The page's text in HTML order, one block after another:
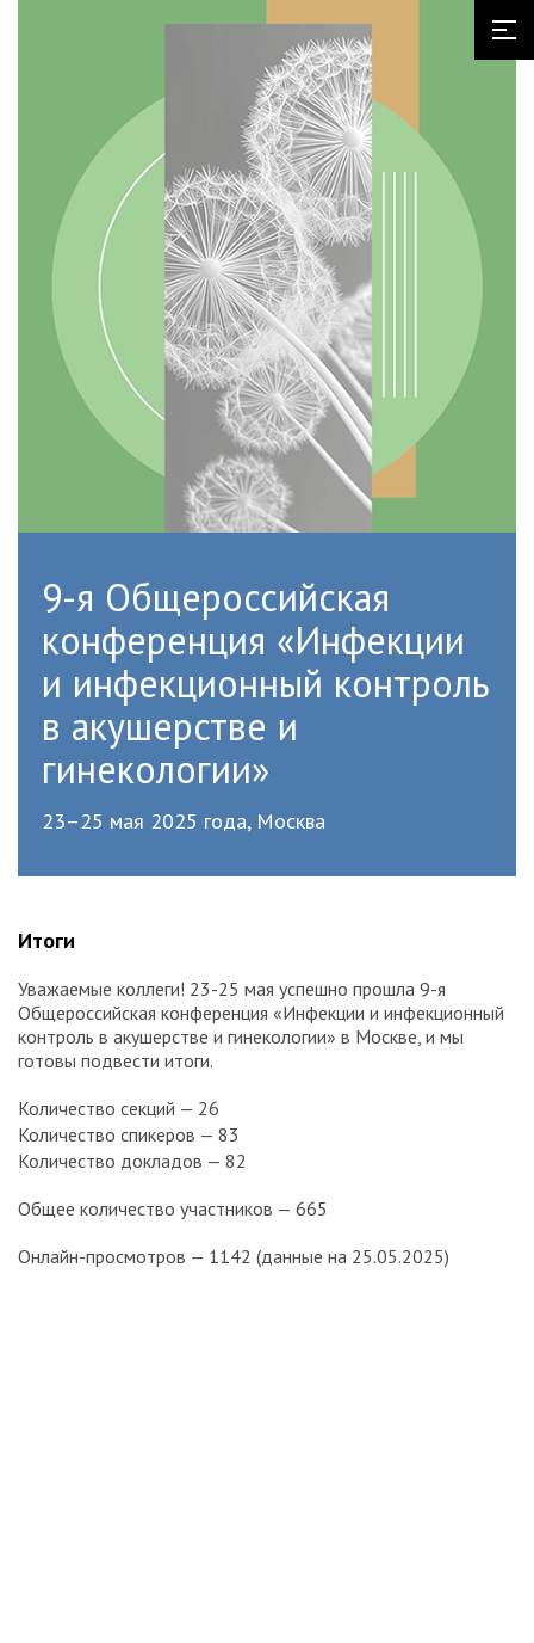
9-я Общероссийская
конференция «Инфекции
и инфекционный контроль
в акушерстве и
гинекологии»
23–25 мая 2025 года, Москва
Итоги
Уважаемые коллеги! 23-25 мая успешно прошла 9-я
Общероссийская конференция «Инфекции и инфекционный
контроль в акушерстве и гинекологии» в Москве, и мы
готовы подвести итоги.
Количество секций — 26
Количество спикеров — 83
Количество докладов — 82
Общее количество участников — 665
Онлайн-просмотров — 1142 (данные на 25.05.2025)